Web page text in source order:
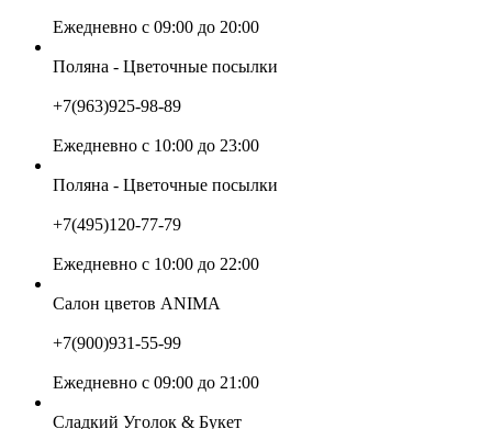
Ежедневно с 09:00 до 20:00
Поляна - Цветочные посылки
+7(963)925-98-89
Ежедневно с 10:00 до 23:00
Поляна - Цветочные посылки
+7(495)120-77-79
Ежедневно с 10:00 до 22:00
Салон цветов ANIMA
+7(900)931-55-99
Ежедневно с 09:00 до 21:00
Сладкий Уголок & Букет